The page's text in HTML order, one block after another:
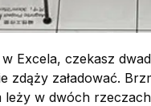
Excela, czekasz
załadować.
w dwóch